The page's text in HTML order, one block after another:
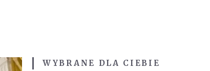
WYBRANE DLA CIEBIE